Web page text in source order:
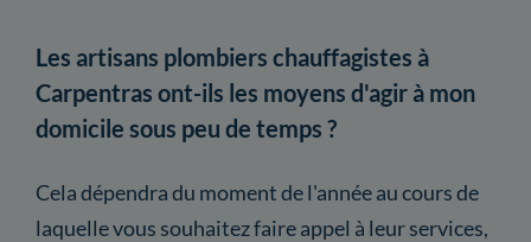
Les artisans plombiers chauffagistes à
Carpentras ont-ils les moyens d'agir à mon
domicile sous peu de temps ?
Cela dépendra du moment de l'année au cours de
laquelle vous souhaitez faire appel à leur services,